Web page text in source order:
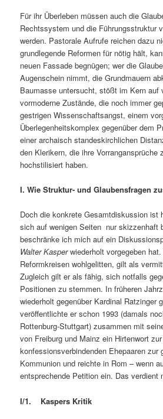
Für ihr Überleben müssen auch die
Rechtssystem und die Führungsstruktur
werden. Pastorale Aufrufe reichen dazu
grundlegende Reformen für nötig hält,
neuen Fassade begnügen; wer die
Augenschein nimmt, die Grundmauern
Baumasse untersucht, stößt im Kern auf
vormoderne Zustände, die noch immer
gestrigen Wissenschaftsangst, einem
Überlegenheitskomplex gegenüber dem
einer archaisch standeskirchlichen
den Klerikern, die ihre Vorrangansprüche
hochstilisiert haben.
I. Wie Struktur- und Glaubensfragen
Doch die konkrete Gesamtdiskussion ist
sich auf wenigen Seiten nur skizzenhaft
beschränke ich mich auf ein
Walter Kasperwiederholt vorgegeben
Reformkreisen wohlgelitten, gilt als
Zugleich gilt er als fähig, sich notfalls
Positionen zu stemmen. In früheren
wiederholt gegenüber Kardinal Ratzinger
veröffentlichte er schon 1993 (damals
Rottenburg-Stuttgart) zusammen mit
von Freiburg und Mainz ein Hirtenwort
konfessionsverbindenden Ehepaaren zur
Kommunion und reichte in Rom – wenn
entsprechende Petition ein. Das verdient
I/1. Kaspers Kritik